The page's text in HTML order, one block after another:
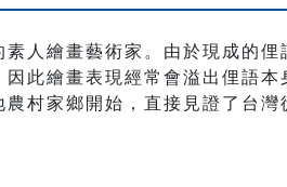
人繪畫藝術家。由於現成的俚
此繪畫表現經常會溢出俚語本
村家鄉開始，直接見證了台灣